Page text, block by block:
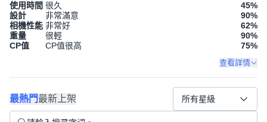
使用時間 很久 45%
設計
非常滿意 90%
相機性能 非常好 62%
重量
很輕 90%
CP值
CP值很高 75%
查看詳情
最熱門最新上架 所有星級